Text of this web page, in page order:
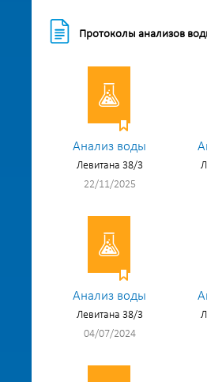
Протоколы анализов
Анализ воды
Левитана 38/3
22/11/2025
Анализ воды
Левитана 38/3
04/07/2024